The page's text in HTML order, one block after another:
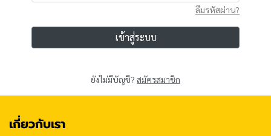
ลืมรหัสผ่าน?
เข้าสู่ระบบ
ยังไม่มีบัญชี? สมัครสมาชิก
เกี่ยวกับเรา